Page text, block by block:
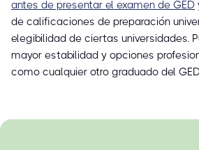
antes de presentar el examen de GED
de calificaciones de preparación
elegibilidad de ciertas universidades.
mayor estabilidad y opciones
como cualquier otro graduado del